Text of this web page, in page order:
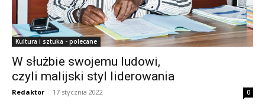
Kultura i sztuka - polecane
W służbie swojemu ludowi,
czyli malijski styl liderowania
Redaktor - 17 stycznia 2022 0